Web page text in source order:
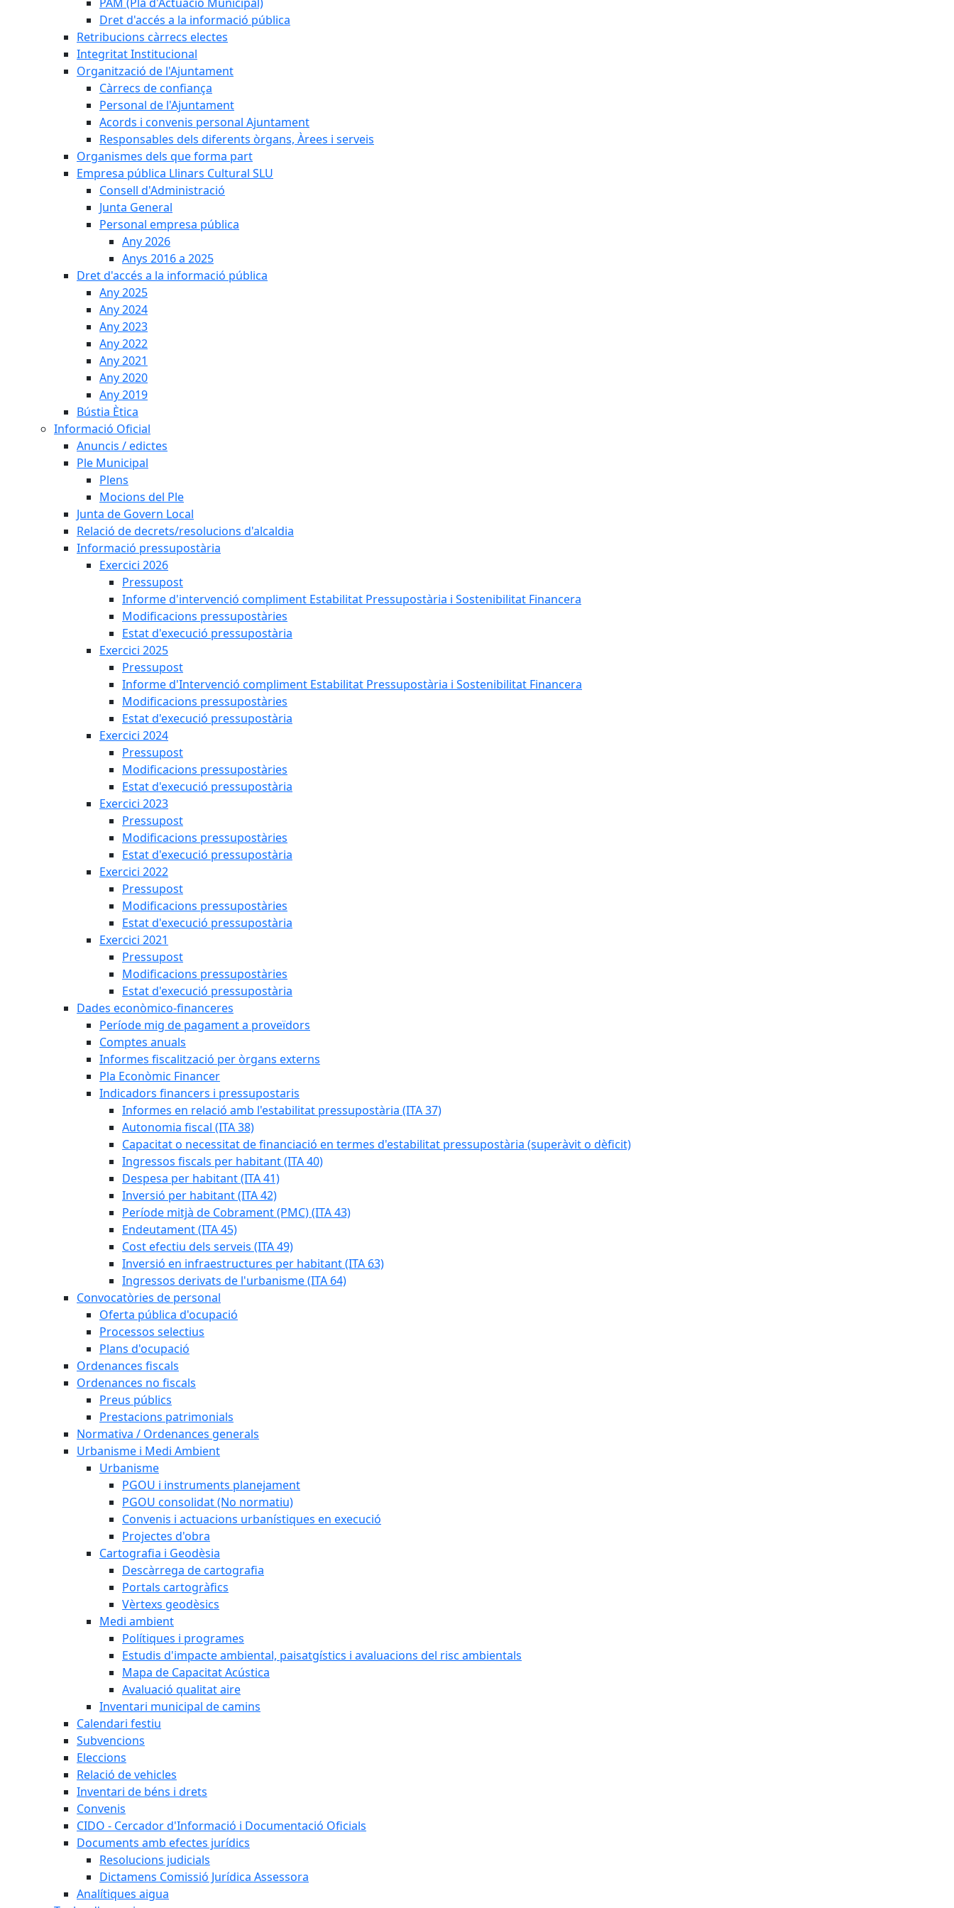
Dret d'accés a la informació pública
Retribucions càrrecs electes
Integritat Institucional
Organització de l'Ajuntament
Càrrecs de confiança
Personal de l'Ajuntament
Acords i convenis personal Ajuntament
Responsables dels diferents òrgans, Àrees i serveis
Organismes dels que forma part
Empresa pública Llinars Cultural SLU
Consell d'Administració
Junta General
Personal empresa pública
Any 2026
Anys 2016 a 2025
Dret d'accés a la informació pública
Any 2025
Any 2024
Any 2023
Any 2022
Any 2021
Any 2020
Any 2019
Bústia Ètica
Informació Oficial
Anuncis / edictes
Ple Municipal
Plens
Mocions del Ple
Junta de Govern Local
Relació de decrets/resolucions d'alcaldia
Informació pressupostària
Exercici 2026
Pressupost
Informe d'intervenció compliment Estabilitat Pressupostària i Sostenibilitat Financera
Modificacions pressupostàries
Estat d'execució pressupostària
Exercici 2025
Pressupost
Informe d'Intervenció compliment Estabilitat Pressupostària i Sostenibilitat Financera
Modificacions pressupostàries
Estat d'execució pressupostària
Exercici 2024
Pressupost
Modificacions pressupostàries
Estat d'execució pressupostària
Exercici 2023
Pressupost
Modificacions pressupostàries
Estat d'execució pressupostària
Exercici 2022
Pressupost
Modificacions pressupostàries
Estat d'execució pressupostària
Exercici 2021
Pressupost
Modificacions pressupostàries
Estat d'execució pressupostària
Dades econòmico-financeres
Període mig de pagament a proveïdors
Comptes anuals
Informes fiscalització per òrgans externs
Pla Econòmic Financer
Indicadors financers i pressupostaris
Informes en relació amb l'estabilitat pressupostària (ITA 37)
Autonomia fiscal (ITA 38)
Capacitat o necessitat de financiació en termes d'estabilitat pressupostària (superàvit o dèficit)
Ingressos fiscals per habitant (ITA 40)
Despesa per habitant (ITA 41)
Inversió per habitant (ITA 42)
Període mitjà de Cobrament (PMC) (ITA 43)
Endeutament (ITA 45)
Cost efectiu dels serveis (ITA 49)
Inversió en infraestructures per habitant (ITA 63)
Ingressos derivats de l'urbanisme (ITA 64)
Convocatòries de personal
Oferta pública d'ocupació
Processos selectius
Plans d'ocupació
Ordenances fiscals
Ordenances no fiscals
Preus públics
Prestacions patrimonials
Normativa / Ordenances generals
Urbanisme i Medi Ambient
Urbanisme
PGOU i instruments planejament
PGOU consolidat (No normatiu)
Convenis i actuacions urbanístiques en execució
Projectes d'obra
Cartografia i Geodèsia
Descàrrega de cartografia
Portals cartogràfics
Vèrtexs geodèsics
Medi ambient
Polítiques i programes
Estudis d'impacte ambiental, paisatgístics i avaluacions del risc ambientals
Mapa de Capacitat Acústica
Avaluació qualitat aire
Inventari municipal de camins
Calendari festiu
Subvencions
Eleccions
Relació de vehicles
Inventari de béns i drets
Convenis
CIDO - Cercador d'Informació i Documentació Oficials
Documents amb efectes jurídics
Resolucions judicials
Dictamens Comissió Jurídica Assessora
Analítiques aigua